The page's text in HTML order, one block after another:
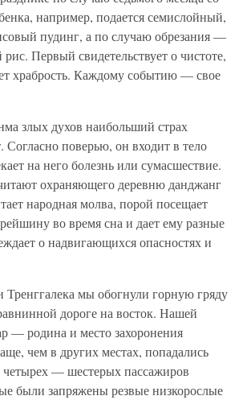
например, подается семислойный,
пудинг, а по случаю обрезания —
Первый свидетельствует о чистоте,
храбрость. Каждому событию — свое
злых духов наибольший страх
Согласно поверью, он входит в тело
на него болезнь или сумасшествие.
охраняющего деревню данджанг
народная молва, порой посещает
во время сна и дает ему разные
о надвигающихся опасностях и
мы обогнули горную гряду
дороге на восток. Нашей
— родина и место захоронения
чем в других местах, попадались
четырех — шестерых пассажиров
были запряжены резвые низкорослые